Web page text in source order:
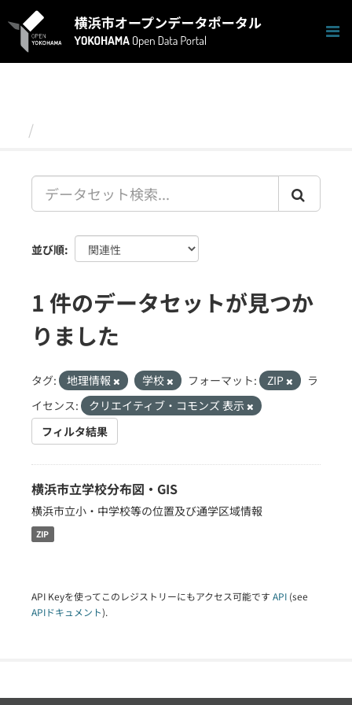
キ
並び順
1 件のデータセットが見つか
りました
タグ: 地理情報 学校 フォーマット: ZIP
ラ
イセンス:
クリエイティブ・コモンズ 表示
フィルタ結果
横浜市立学校分布図・GIS
横浜市立小・中学校等の位置及び通学区域情報
ZIP
API Keyを使ってこのレジストリーにもアクセス可能です API (see
APIドキュメント).